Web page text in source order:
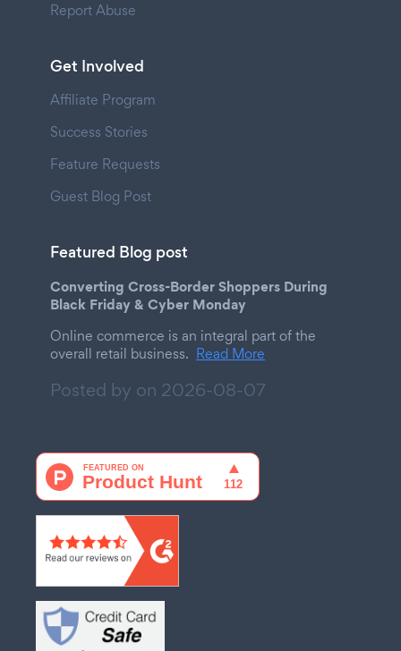
Report Abuse
Get Involved
Affiliate Program
Success Stories
Feature Requests
Guest Blog Post
Featured Blog post
Converting Cross-Border Shoppers During
Black Friday & Cyber Monday
Online commerce is an integral part of the
overall retail business. Read More
Posted by on 2026-08-07